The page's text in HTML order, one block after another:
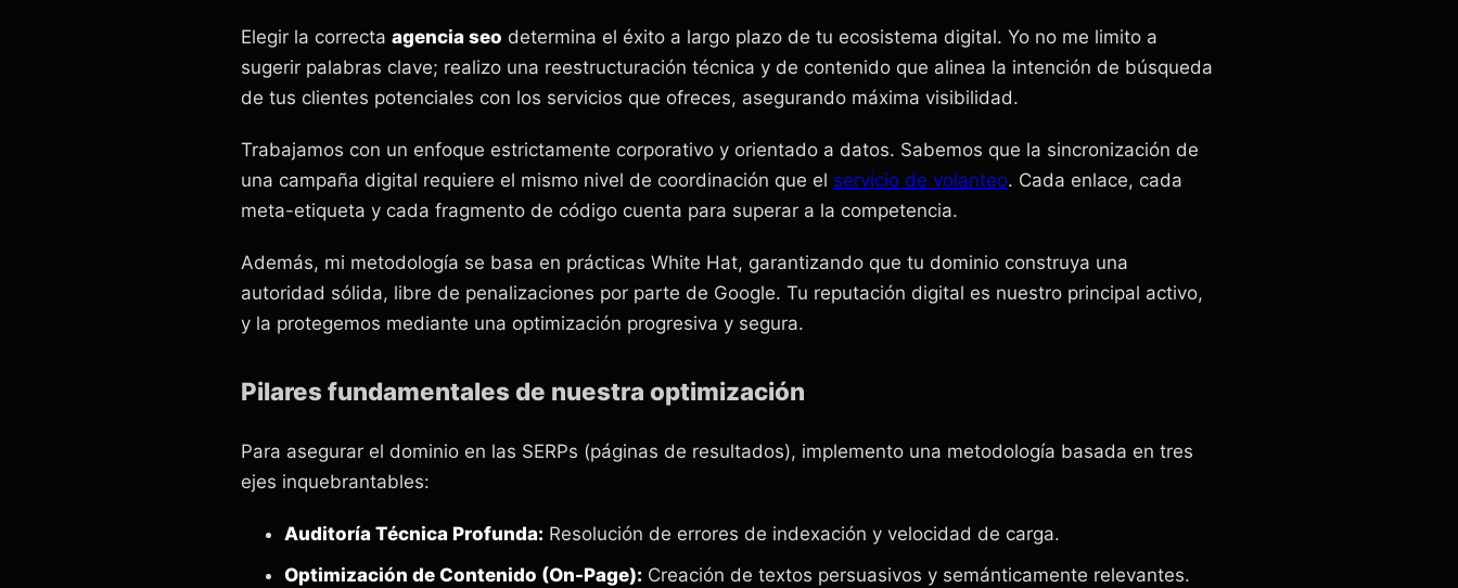
Elegir la correcta agencia seo determina el éxito a largo plazo de tu ecosistema digital. Yo no me limito a
sugerir palabras clave; realizo una reestructuración técnica y de contenido que alinea la intención de búsqueda
de tus clientes potenciales con los servicios que ofreces, asegurando máxima visibilidad.
Trabajamos con un enfoque estrictamente corporativo y orientado a datos. Sabemos que la sincronización de
una campaña digital requiere el mismo nivel de coordinación que el servicio de volanteo. Cada enlace, cada
meta-etiqueta y cada fragmento de código cuenta para superar a la competencia.
Además, mi metodología se basa en prácticas White Hat, garantizando que tu dominio construya una
autoridad sólida, libre de penalizaciones por parte de Google. Tu reputación digital es nuestro principal activo,
y la protegemos mediante una optimización progresiva y segura.
Pilares fundamentales de nuestra optimización
Para asegurar el dominio en las SERPs (páginas de resultados), implemento una metodología basada en tres
ejes inquebrantables:
Auditoría Técnica Profunda: Resolución de errores de indexación y velocidad de carga.
Optimización de Contenido (On-Page): Creación de textos persuasivos y semánticamente relevantes.